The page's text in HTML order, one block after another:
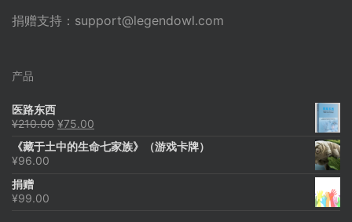
捐赠支持： support@legendowl.com
产品
医路东西
¥210.00 原
为：
¥75.00
价
《藏于土中的生命七家族》（游戏卡牌）
¥96.00
捐赠
¥99.00